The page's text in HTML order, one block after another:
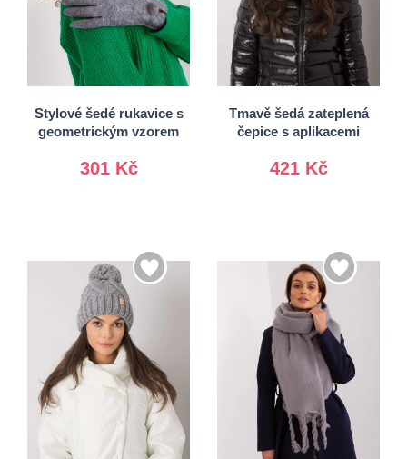
Stylové šedé rukavice s
geometrickým vzorem
301 Kč
S/M
L/XL
Tmavě šedá zateplená
čepice s aplikacemi
421 Kč
Univerzální